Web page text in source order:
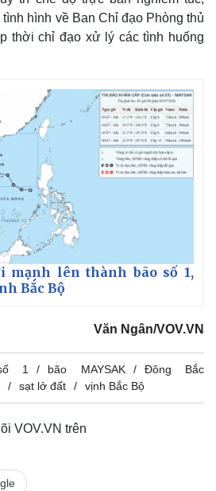
hình về Ban Chỉ đạo Phòng thủ
thời chỉ đạo xử lý các tình huống
mạnh lên thành bão số 1,
Bắc Bộ
Văn Ngân/VOV.VN
1 bão MAYSAK
Đông Bắc
sạt lở đất vịnh Bắc Bộ
VOV.VN trên